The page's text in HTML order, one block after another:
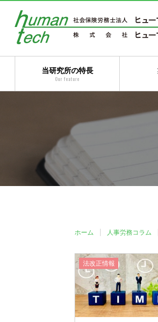
当研究所の特長
Our feature
二法
ルサー
コン
ホーム 人事労務コラム
法改正情報